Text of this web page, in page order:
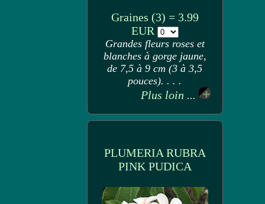
Graines (3) = 3.99
EUR
Grandes fleurs roses et
blanches à gorge jaune,
de 7,5 à 9 cm (3 à 3,5
pouces). . . .
Plus loin ...
PLUMERIA RUBRA
PINK PUDICA